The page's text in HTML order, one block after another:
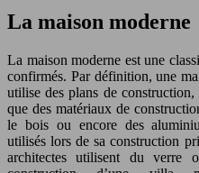
La maison moderne
La maison moderne est une
confirmés. Par définition, une
utilise des plans de construction,
que des matériaux de
le bois ou encore des
utilisés lors de sa construction
architectes utilisent du verre